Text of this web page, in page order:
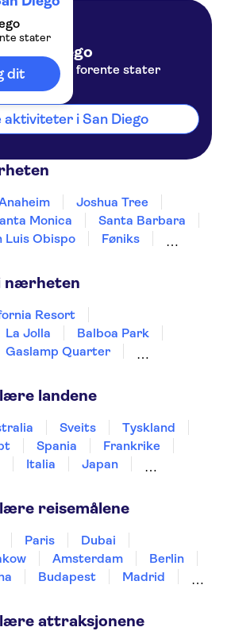
stater
dit
San Diego
Amerikas forente stater
aktiviteter i San Diego
Joshua Tree
Monica
Santa Barbara
Luis Obispo
Føniks
nærheten
Resort
La Jolla
Balboa Park
Gaslamp Quarter
One World Observatory
Grand Canyon
Central Park
landene
Sveits
Tyskland
Spania
Frankrike
Italia
Japan
Thailand
reisemålene
Paris
Dubai
Amsterdam
Berlin
Budapest
Madrid
Alicante Riga
attraksjonene